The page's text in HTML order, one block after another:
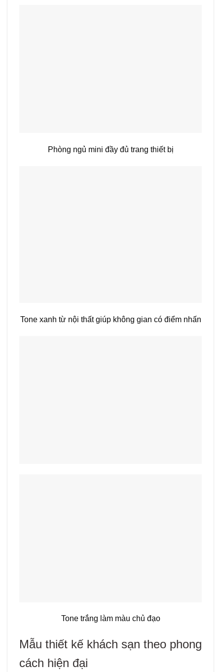
Phòng ngủ mini đầy đủ trang thiết bị
Tone xanh từ nội thất giúp không gian có điểm nhấn
Tone trắng làm màu chủ đạo
Mẫu thiết kế khách sạn theo phong
cách hiện đại